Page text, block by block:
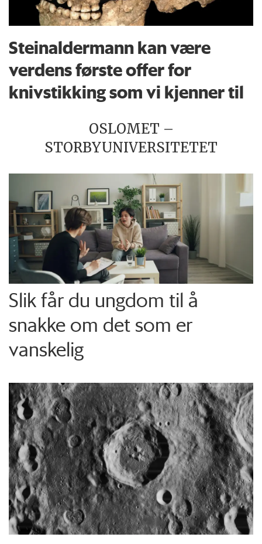
Steinaldermann kan være
verdens første offer for
knivstikking som vi kjenner til
OSLOMET –
STORBYUNIVERSITETET
Slik får du ungdom til å
snakke om det som er
vanskelig